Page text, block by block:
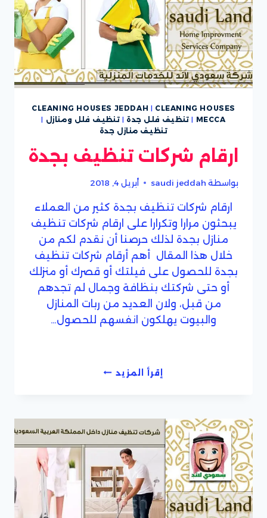
CLEANING HOUSES JEDDAH | CLEANING HOUSES
MECCA
| تنظيف فلل جدة | تنظيف فلل ومنازل |
تنظيف منازل جدة
ارقام شركات تنظيف بجدة
بواسطة saudi jeddah أبريل 4, 2018
ارقام شركات تنظيف بجدة كثير من العملاء
يبحثون مرارا وتكرارا على ارقام شركات تنظيف
منازل بجدة لذلك حرصنا أن نقدم لكم من
خلال هذا المقال أهم أرقام شركات تنظيف
بجدة للحصول على فيلتك أو قصرك أو منزلك
أو حتى شركتك بنظافة وجمال لم تجدهم
من قبل، ولان العديد من ربات المنازل
والبيوت يهلكون انفسهم للحصول…
إقرأ المزيدارقام